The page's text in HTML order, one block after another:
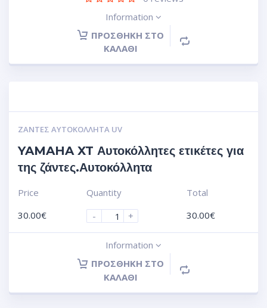
Information
ΠΡΟΣΘΉΚΗ ΣΤΟ
ΚΑΛΆΘΙ
ΖΆΝΤΕΣ ΑΥΤΟΚΌΛΛΗΤΑ UV
YAMAHA XT Αυτοκόλλητες ετικέτες για
της ζάντες.Αυτοκόλλητα
Price
30.00€
Quantity
-
+
Total
30.00€
Information
ΠΡΟΣΘΉΚΗ ΣΤΟ
ΚΑΛΆΘΙ